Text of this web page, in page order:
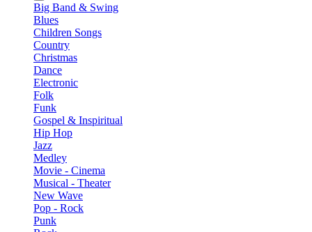
Big Band & Swing
Blues
Children Songs
Country
Christmas
Dance
Electronic
Folk
Funk
Gospel & Inspiritual
Hip Hop
Jazz
Medley
Movie - Cinema
Musical - Theater
New Wave
Pop - Rock
Punk